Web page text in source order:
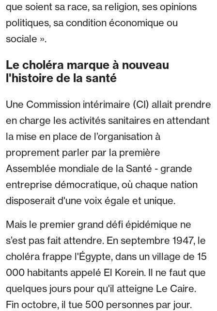
que soient sa race, sa religion, ses opinions
politiques, sa condition économique ou
sociale ».
Le choléra marque à nouveau
l'histoire de la santé
Une Commission intérimaire (CI) allait prendre
en charge les activités sanitaires en attendant
la mise en place de l’organisation à
proprement parler par la première
Assemblée mondiale de la Santé - grande
entreprise démocratique, où chaque nation
disposerait d'une voix égale et unique.
Mais le premier grand défi épidémique ne
s’est pas fait attendre. En septembre 1947, le
choléra frappe l'Égypte, dans un village de 15
000 habitants appelé El Korein. Il ne faut que
quelques jours pour qu'il atteigne Le Caire.
Fin octobre, il tue 500 personnes par jour.